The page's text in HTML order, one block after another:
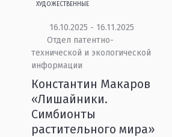
ХУДОЖЕСТВЕННЫЕ
16.10.2025 - 16.11.2025
Отдел патентно-
технической и экологической
информации
Константин Макаров
«Лишайники.
Симбионты
растительного мира»